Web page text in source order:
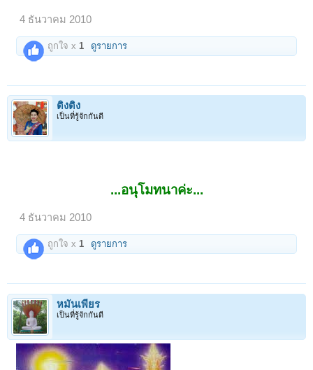
4 ธันวาคม 2010
ถูกใจ x1 ดูรายการ
ติงติง
เป็นที่รู้จักกันดี
...อนุโมทนาค่ะ...
4 ธันวาคม 2010
ถูกใจ x1 ดูรายการ
หมั่นเพียร
เป็นที่รู้จักกันดี